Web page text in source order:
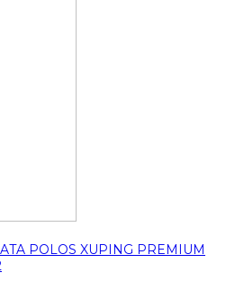
POLOS XUPING PREMIUM